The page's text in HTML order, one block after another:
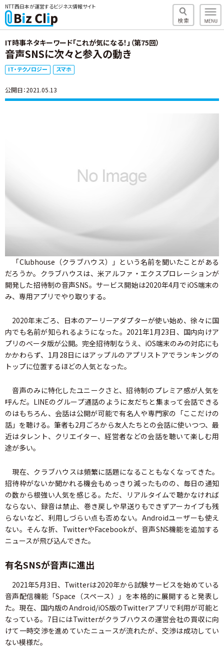
NTT西日本が運営するビジネス情報サイト
IT時事ネタキーワード「これが気になる！」（第75回）
音声SNSに次々と参入の動き
IT・テクノロジー スマホ
公開日：2021.05.13
「Clubhouse（クラブハウス）」という名前を聞いたことがある
だろうか。クラブハウスは、米アルファ・エクスプロレーションが
開発した招待制の音声SNS。サービス開始は2020年4月でiOS端末の
み、専用アプリでやり取りする。
2020年末ごろ、日本のアーリーアダプターが使い始め、徐々に国
内でも名前が知られるようになった。2021年1月23日、国内向けア
プリのベータ版が公開。完全招待制なうえ、iOS端末のみの対応にも
かかわらず、1月28日にはアップルのアプリストアでランキングの
トップに位置するほどの人気となった。
音声のみに特化したユニークさと、招待制のプレミア感が人気を
呼んだ。LINEのグループ通話のように友だちと集まって会話できる
のはもちろん、会話は公開が可能で有名人や専門家の「ここだけの
話」を聴ける。筆者も2月ごろから友人たちとの会話に使いつつ、最
近はタレント、クリエイター、経営者などの会話を聴いて楽しむ用
途が多い。
現在、クラブハウスは頻繁に話題になることもなくなってきた。
招待枠がないか聞かれる機会もめっきり減ったものの、毎日の通知
の数から根強い人気を感じる。ただ、リアルタイムで聴かなければ
ならない、録音は禁止、巻き戻しや早送りもできずアーカイブも残
らないなど、利用しづらい点も否めない。Androidユーザーも使え
ない。そんな折、TwitterやFacebookが、音声SNS機能を追加する
ニュースが飛び込んできた。
有名SNSが音声に進出
2021年5月3日、Twitterは2020年から試験サービスを始めている
音声配信機能「Space（スペース）」を本格的に展開すると発表し
た。現在、国内版のAndroid/iOS版のTwitterアプリで利用が可能と
なっている。7日にはTwitterがクラブハウスの運営会社の買収に向
けて一時交渉を進めていたニュースが流れたが、交渉は成功してい
ない模様だ。